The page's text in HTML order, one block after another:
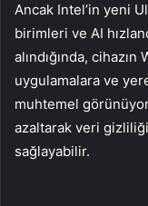
Ancak Intel’in yeni
birimleri ve AI
alındığında,
uygulamalara ve
muhtemel görünüyor.
azaltarak veri
sağlayabilir.